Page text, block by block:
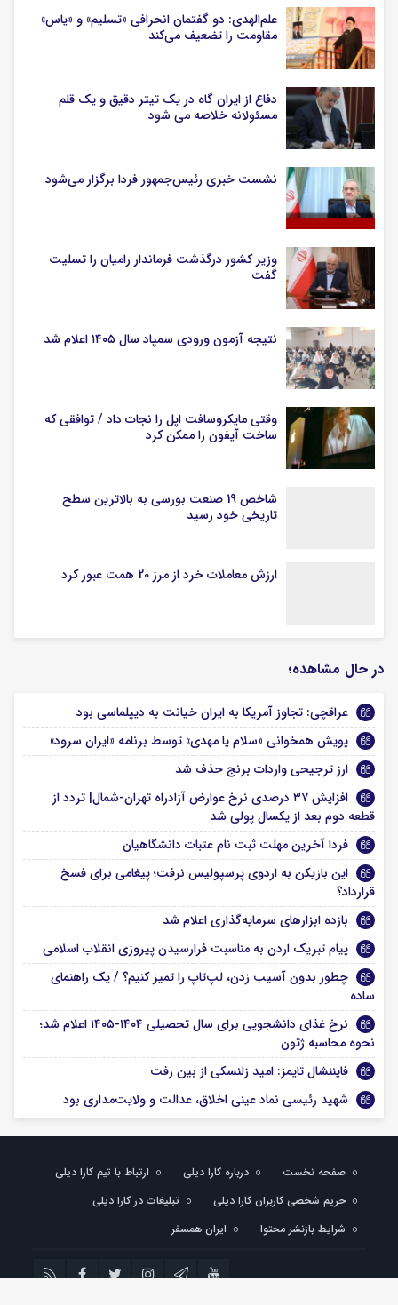
علم‌الهدی: دو گفتمان انحرافی «تسلیم» و «یاس»
مقاومت را تضعیف می‌کند
دفاع از ایران گاه در یک تیتر دقیق و یک قلم
مسئولانه خلاصه می شود
نشست خبری رئیس‌جمهور فردا برگزار می‌شود
وزیر کشور درگذشت فرماندار رامیان را تسلیت
گفت
نتیجه آزمون ورودی سمپاد سال ۱۴۰۵ اعلام شد
وقتی مایکروسافت اپل را نجات داد / توافقی که
ساخت آیفون را ممکن کرد
شاخص 19 صنعت بورسی به بالاترین سطح
تاریخی خود رسید
ارزش معاملات خرد از مرز 20 همت عبور کرد
در حال مشاهده؛
عراقچی: تجاوز آمریکا به ایران خیانت به دیپلماسی بود
پویش همخوانی «سلام یا مهدی» توسط برنامه «ایران سرود»
ارز ترجیحی واردات برنج حذف شد
افزایش ۳۷ درصدی نرخ عوارض آزادراه تهران-شمال| تردد از
قطعه دوم بعد از یکسال پولی شد
فردا آخرین مهلت ثبت نام عتبات دانشگاهیان
این بازیکن به اردوی پرسپولیس نرفت؛ پیغامی برای فسخ
قرارداد؟
بازده ابزارهای سرمایه‌گذاری اعلام شد
پیام تبریک اردن به مناسبت فرارسیدن پیروزی انقلاب اسلامی
چطور بدون آسیب زدن، لپ‌تاپ را تمیز کنیم؟ / یک راهنمای
ساده
نرخ غذای دانشجویی برای سال تحصیلی ۱۴۰۴-۱۴۰۵ اعلام شد؛
نحوه محاسبه ژتون
فایننشال تایمز: امید زلنسکی از بین رفت
شهید رئیسی نماد عینی اخلاق، عدالت و ولایت‌مداری بود
صفحه نخست درباره کارا دیلی
ارتباط با تیم کارا دیلی
حریم شخصی کاربران کارا دیلی
تبلیغات در کارا دیلی
شرایط بازنشر محتوا
ایران همسفر